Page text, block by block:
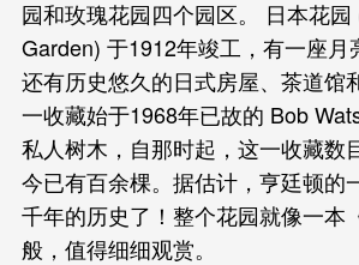
园和玫瑰花园四个园区。 日本花
Garden) 于1912年竣工，有一座月
还有历史悠久的日式房屋、茶道馆
一收藏始于1968年已故的 Bob
私人树木，自那时起，这一收藏数
今已有百余棵。据估计，亨廷顿的
千年的历史了！整个花园就像一本
般，值得细细观赏。